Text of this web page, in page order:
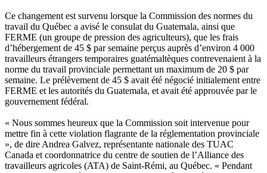
Ce changement est survenu lorsque la Commission des normes du
travail du Québec a avisé le consulat du Guatemala, ainsi que
FERME (un groupe de pression des agriculteurs), que les frais
d’hébergement de 45 $ par semaine perçus auprès d’environ 4 000
travailleurs étrangers temporaires guatémaltèques contrevenaient à la
norme du travail provinciale permettant un maximum de 20 $ par
semaine. Le prélèvement de 45 $ avait été négocié initialement entre
FERME et les autorités du Guatemala, et avait été approuvée par le
gouvernement fédéral.
« Nous sommes heureux que la Commission soit intervenue pour
mettre fin à cette violation flagrante de la réglementation provinciale
», de dire Andrea Galvez, représentante nationale des TUAC
Canada et coordonnatrice du centre de soutien de l’Alliance des
travailleurs agricoles (ATA) de Saint-Rémi, au Québec. « Pendant